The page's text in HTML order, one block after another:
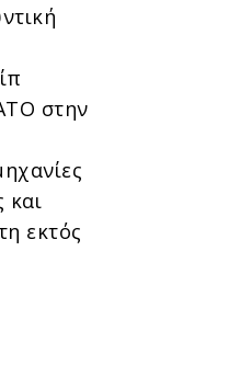
στην
και
εκτός